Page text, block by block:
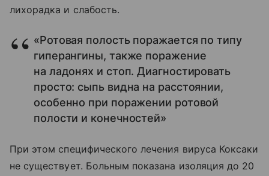
лихорадка и слабость.
«Ротовая полость поражается по типу
гиперангины, также поражение
на ладонях и стоп. Диагностировать
просто: сыпь видна на расстоянии,
особенно при поражении ротовой
полости и конечностей»
При этом специфического лечения вируса Коксаки
не существует. Больным показана изоляция до 20